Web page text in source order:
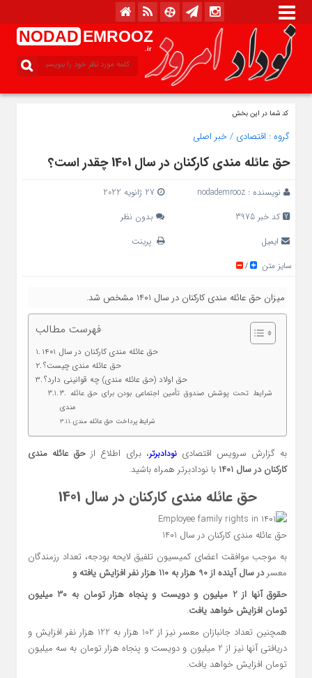
NODAD EMROOZ
.ir
کد شما در این بخش
گروه : اقتصادی /خبر اصلی
حق عائله مندی کارکنان در سال 1401 چقدر است؟
نویسنده : nodademrooz
کد خبر 3975
بدون نظر
ایمیل
پرینت
سایز متن
/
میزان حق عائله مندی کارکنان در سال 1401 مشخص شد.
فهرست مطالب
حق عائله مندی کارکنان در سال 1401
حق عائله مندی چیست؟
حق اولاد (حق عائله مندی) چه قوانینی دارد؟
۳. شرایط تحت پوشش صندوق تأمین اجتماعی بودن برای حق عائله
مندی
شرایط پرداخت حق عائله مندی
به گزارش سرویس اقتصادینودادبرتر، برای اطلاع از حق عائله مندی
کارکنان در سال 1401
با نودادبرتر همراه باشید.
حق عائله مندی کارکنان در سال 1401
حق عائله مندی کارکنان در سال 1401
به موجب موافقت اعضای کمیسیون تلفیق لایحه بودجه، تعداد رزمندگان
معسردر سال آینده از 90 هزار به 110 هزار نفر افزایش یافته و
حقوق آنها از 2 میلیون و دویست و پنجاه هزار تومان به 30 میلیون
تومان افزایش خواهد یافت.
همچنین تعداد جانبازان معسر نیز از 102 هزار به 122 هزار نفر افزایش و
دریافتی آنها نیز از 2 میلیون و دویست و پنجاه هزار تومان به سه میلیون
تومان افزایش خواهد یافت.